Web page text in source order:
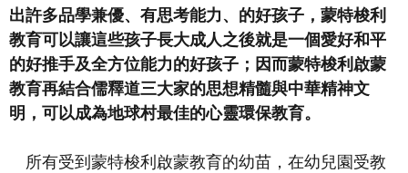
出許多品學兼優、有思考能力、的好孩子，蒙特梭利
教育可以讓這些孩子長大成人之後就是一個愛好和平
的好推手及全方位能力的好孩子；因而蒙特梭利啟蒙
教育再結合儒釋道三大家的思想精髓與中華精神文
明，可以成為地球村最佳的心靈環保教育。
所有受到蒙特梭利啟蒙教育的幼苗，在幼兒園受教